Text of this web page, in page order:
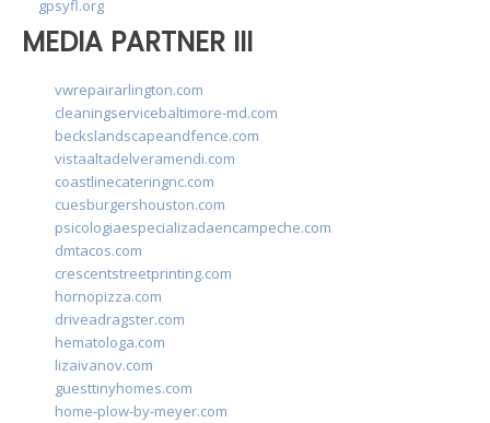
gpsyfl.org
MEDIA PARTNER III
vwrepairarlington.com
cleaningservicebaltimore-md.com
beckslandscapeandfence.com
vistaaltadelveramendi.com
coastlinecateringnc.com
cuesburgershouston.com
psicologiaespecializadaencampeche.com
dmtacos.com
crescentstreetprinting.com
hornopizza.com
driveadragster.com
hematologa.com
lizaivanov.com
guesttinyhomes.com
home-plow-by-meyer.com